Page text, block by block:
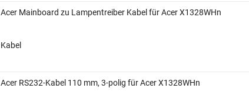
Acer Mainboard zu Lampentreiber Kabel für Acer X1328WHn
Kabel
Acer RS232-Kabel 110 mm, 3-polig für Acer X1328WHn